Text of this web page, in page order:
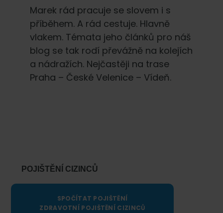
Marek rád pracuje se slovem i s
příběhem. A rád cestuje. Hlavně
vlakem. Témata jeho článků pro náš
blog se tak rodí převážně na kolejích
a nádražích. Nejčastěji na trase
Praha – České Velenice – Vídeň.
POJIŠTĚNÍ CIZINCŮ
SPOČÍTAT POJIŠTĚNÍ
ZDRAVOTNÍ POJIŠTĚNÍ CIZINCŮ